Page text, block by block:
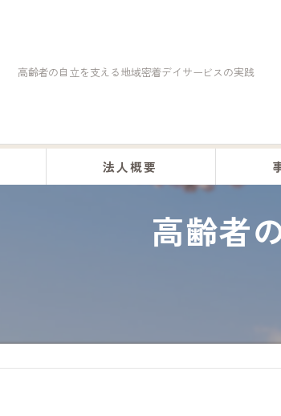
高齢者の自立を支える地域密着デイサービスの実践
法人概要
くらしの
どう
高齢者